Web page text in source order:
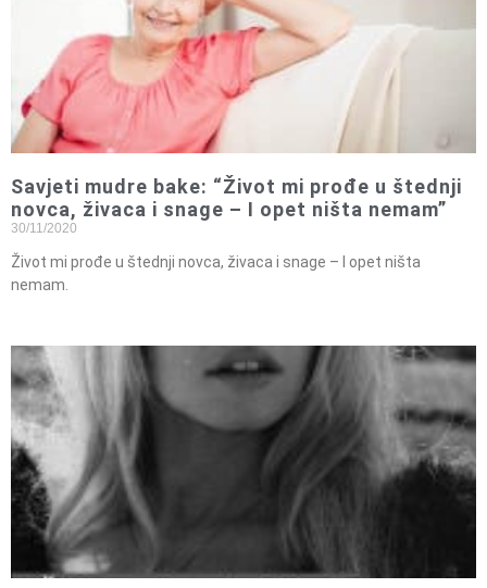
Savjeti mudre bake: “Život mi prođe u štednji
novca, živaca i snage – I opet ništa nemam”
30/11/2020
Život mi prođe u štednji novca, živaca i snage – I opet ništa
nemam.